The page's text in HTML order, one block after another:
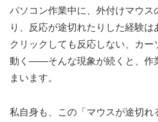
パソコン作業中に、外付けマウス
り、反応が途切れたりした経験は
クリックしても反応しない、カー
動く――そんな現象が続くと、作
まいます。
私自身も、この「マウスが途切れ